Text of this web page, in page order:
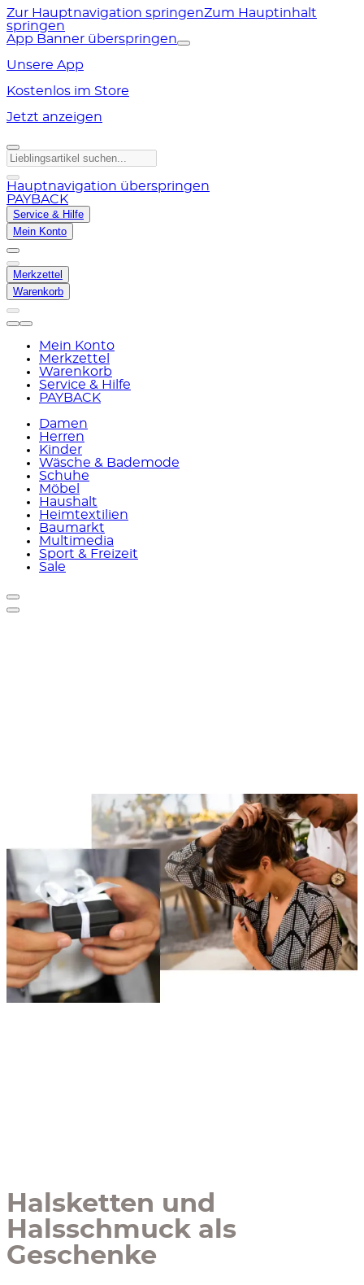
Zur Hauptnavigation springenZum Hauptinhalt
springen
App Banner überspringen
Unsere App
Kostenlos im Store
Jetzt anzeigen
Hauptnavigation überspringen
PAYBACK
Service & Hilfe
Mein Konto
Merkzettel
Warenkorb
Mein Konto
Merkzettel
Warenkorb
Service & Hilfe
PAYBACK
Damen
Herren
Kinder
Wäsche & Bademode
Schuhe
Möbel
Haushalt
Heimtextilien
Baumarkt
Multimedia
Sport & Freizeit
Sale
Halsketten und
Halsschmuck als
Geschenke